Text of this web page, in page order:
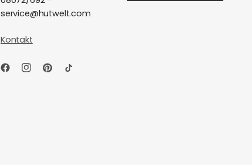
service@hutwelt.com
Kontakt